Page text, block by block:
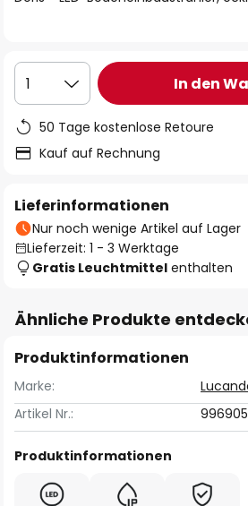
1 In den
50 Tage kostenlose Retoure
Kauf auf Rechnung
Lieferinformationen
Nur noch wenige Artikel auf Lager
Lieferzeit: 1 - 3 Werktage
Gratis Leuchtmittel enthalten
Ähnliche Produkte
Produktinformationen
Marke:
Artikel Nr.:
Produktinformationen